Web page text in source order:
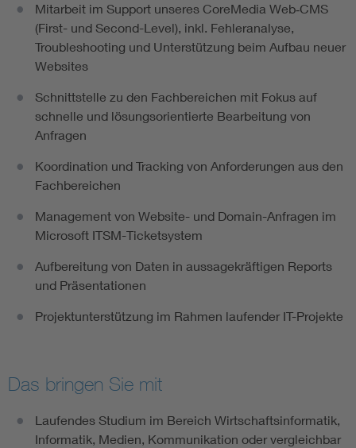
Mitarbeit im Support unseres CoreMedia Web‑CMS
(First- und Second-Level), inkl. Fehleranalyse,
Troubleshooting und Unterstützung beim Aufbau neuer
Websites
Schnittstelle zu den Fachbereichen mit Fokus auf
schnelle und lösungsorientierte Bearbeitung von
Anfragen
Koordination und Tracking von Anforderungen aus den
Fachbereichen
Management von Website- und Domain-Anfragen im
Microsoft ITSM-Ticketsystem
Aufbereitung von Daten in aussagekräftigen Reports
und Präsentationen
Projektunterstützung im Rahmen laufender IT-Projekte
Das bringen Sie mit
Laufendes Studium im Bereich Wirtschaftsinformatik,
Informatik, Medien, Kommunikation oder vergleichbar